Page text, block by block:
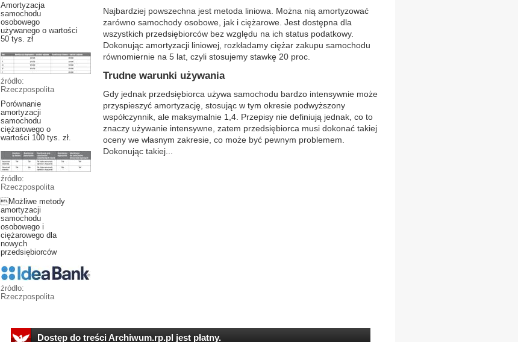
Amortyzacja
samochodu
osobowego
używanego o wartości
50 tys. zł
źródło:
Rzeczpospolita
Porównanie
amortyzacji
samochodu
ciężarowego o
wartości 100 tys. zł.
źródło:
Rzeczpospolita
Możliwe metody
amortyzacji
samochodu
osobowego i
ciężarowego dla
nowych
przedsiębiorców
źródło:
Rzeczpospolita
Najbardziej powszechna jest metoda liniowa. Można nią amortyzować
zarówno samochody osobowe, jak i ciężarowe. Jest dostępna dla
wszystkich przedsiębiorców bez względu na ich status podatkowy.
Dokonując amortyzacji liniowej, rozkładamy ciężar zakupu samochodu
równomiernie na 5 lat, czyli stosujemy stawkę 20 proc.
Trudne warunki używania
Gdy jednak przedsiębiorca używa samochodu bardzo intensywnie może
przyspieszyć amortyzację, stosując w tym okresie podwyższony
współczynnik, ale maksymalnie 1,4. Przepisy nie definiują jednak, co to
znaczy używanie intensywne, zatem przedsiębiorca musi dokonać takiej
oceny we własnym zakresie, co może być pewnym problemem.
Dokonując takiej...
Dostęp do treści Archiwum.rp.pl jest płatny.